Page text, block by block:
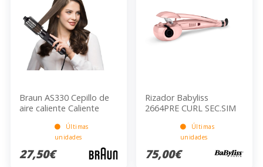
Braun AS330 Cepillo de
aire caliente Caliente
Últimas
unidades
27,50€
Rizador Babyliss
2664PRE CURL SEC.SIM
Últimas
unidades
75,00€